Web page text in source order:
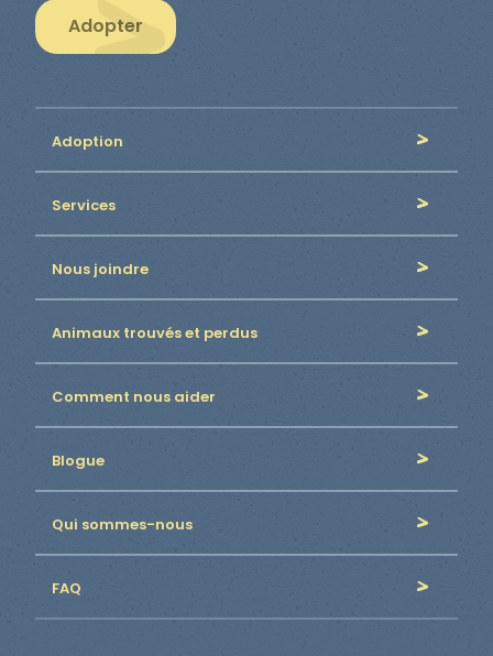
Adopter
Adoption
Services
Nous joindre
Animaux trouvés et perdus
Comment nous aider
Blogue
Qui sommes-nous
FAQ